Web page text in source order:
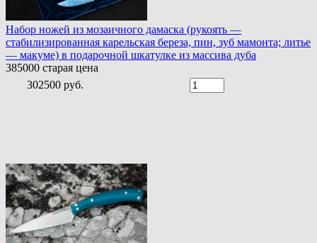
Набор ножей из мозаичного дамаска (рукоять —
стабилизированная карельская береза, пин, зуб мамонта; литье
— макуме) в подарочной шкатулке из массива дуба
385000 старая цена
302500 руб.